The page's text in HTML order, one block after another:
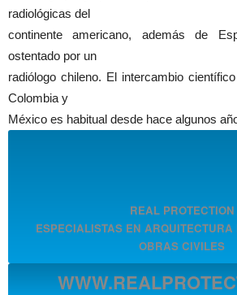
radiológicas del
continente americano, además de
ostentado por un
radiólogo chileno. El intercambio
Colombia y
México es habitual desde hace algunos
REAL PROTECTION
ESPECIALISTAS EN
OBRAS CIVILES